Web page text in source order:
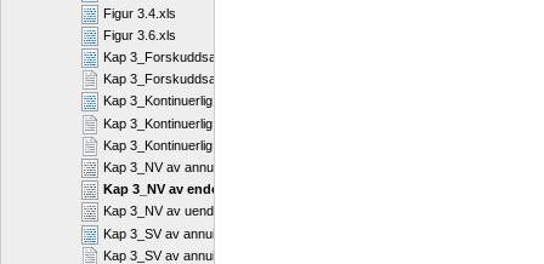
Figur 3.4.xls
Figur 3.6.xls
Kap 3_Forskuddsannuitet.pdf
Kap 3_Forskuddsannuitet.rtf
Kap 3_Kontinuerlig rente.pdf
Kap 3_Kontinuerlig rente.rtf
Kap 3_Kontinuerlig rente.rtf
Kap 3_NV av annuitet.pdf
Kap 3_NV av endelig annuitet med konstant vekst.pdf
Kap 3_NV av uendelig annuitet med konstant vekst.pdf
Kap 3_SV av annuitet.pdf
Kap 3_SV av annuitet.rtf